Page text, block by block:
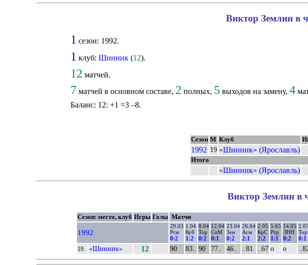
Виктор Землин в
1 сезон: 1992.
1 клуб: Шинник(12).
12 матчей.
7 матчей в основном составе, 2 полных, 5 выходов на замену, 4
Баланс: 12: +1 =3 –8.
Сезон М Клуб
1992 19 «Шинник» (Ярославль)
Итого
«Шинник» (Ярославль)
Виктор Землин в
Сезон: место, клуб Игры Голы Матчи
1992
29.03
Рсм
0:2
1.04
Куб
1:2
8.04
Тор
0:2
12.04
СпМ
0:1
23.04
Зен
0:2
26.04
Асм
2:1
2.05
КрС
2:2
5.05
Ртр
1:1
14.05
ЛНН
0:2
Тор
0:1
19. «Шинник» 12 90 83.. 90 77.. 46.. ..81 ..67 о о